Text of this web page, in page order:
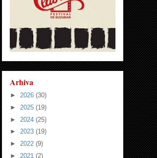
Arhiva
► 2026 (30)
► 2025 (19)
► 2024 (25)
► 2023 (19)
► 2022 (9)
► 2021 (2)